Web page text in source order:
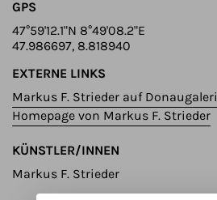
GPS
47°59'12.1"N 8°49'08.2"E
47.986697, 8.818940
EXTERNE LINKS
Markus F. Strieder auf
Homepage von Markus F. Strieder
KÜNSTLER/INNEN
Markus F. Strieder